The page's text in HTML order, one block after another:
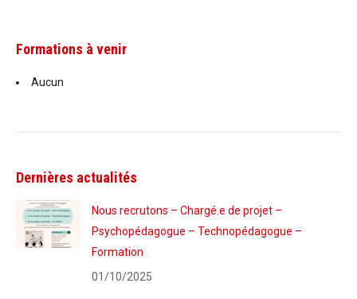
Formations à venir
Aucun
Dernières actualités
Nous recrutons – Chargé.e de projet –
Psychopédagogue – Technopédagogue –
Formation
01/10/2025